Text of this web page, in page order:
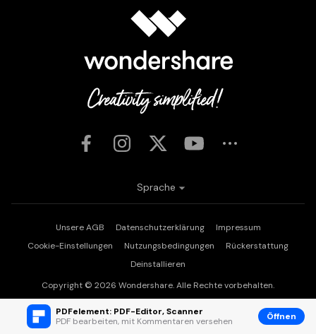
PDFelement: PDF-Editor, Scanner
PDF bearbeiten, mit Kommentaren versehen
Öffnen
Unsere AGB Datenschutzerklärung
Impressum
Cookie-Einstellungen
Nutzungsbedingungen
Rückerstattung
Deinstallieren
Copyright © 2026 Wondershare. Alle Rechte vorbehalten.
Sprache